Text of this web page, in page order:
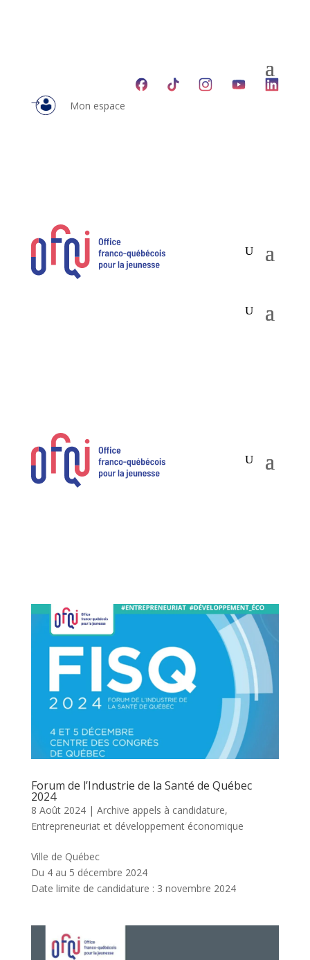
Mon espace
Forum de l’Industrie de la Santé de Québec
2024
8 Août 2024| Archive appels à candidature,
Entrepreneuriat et développement économique
Ville de Québec
Du 4 au 5 décembre 2024
Date limite de candidature : 3 novembre 2024